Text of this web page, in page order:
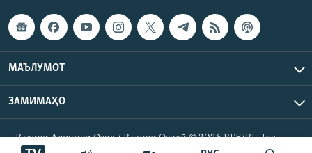
МАЪЛУМОТ
ЗАМИМАҲО
Радиои Аврупои Озод / Радиои Озодӣ © 2026 RFE/RL. Inc.